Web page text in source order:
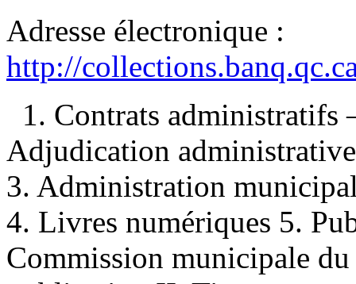
Adresse électronique :
http://
1. Contrats
Adjudication
3. Administration
4. Livres numériques 5.
Commission municipale du